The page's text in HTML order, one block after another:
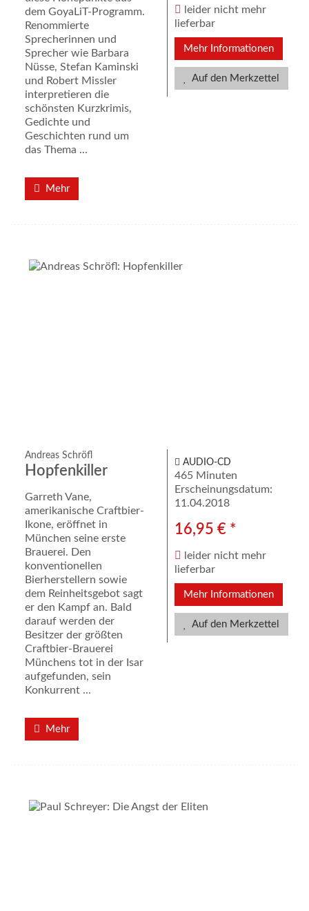
dem GoyaLiT-Programm.
Renommierte
Sprecherinnen und
Sprecher wie Barbara
Nüsse, Stefan Kaminski
und Robert Missler
interpretieren die
schönsten Kurzkrimis,
Gedichte und
Geschichten rund um
das Thema ...
Mehr
leider nicht mehr
lieferbar
Mehr Informationen
Auf den Merkzettel
Andreas Schröfl
Hopfenkiller
Garreth Vane,
amerikanische Craftbier-
Ikone, eröffnet in
München seine erste
Brauerei. Den
konventionellen
Bierherstellern sowie
dem Reinheitsgebot sagt
er den Kampf an. Bald
darauf werden der
Besitzer der größten
Craftbier-Brauerei
Münchens tot in der Isar
aufgefunden, sein
Konkurrent ...
Mehr
AUDIO-CD
465 Minuten
Erscheinungsdatum:
11.04.2018
16,95 € *
leider nicht mehr
lieferbar
Mehr Informationen
Auf den Merkzettel